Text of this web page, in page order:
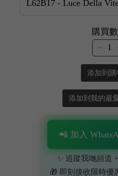
購買
添加到購
添加到我的最
📲 加入
✨ 追蹤我哋頻道
🎁 即刻接收限時優